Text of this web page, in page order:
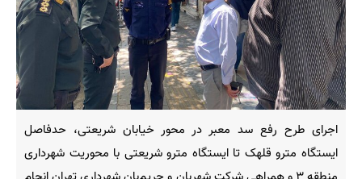
اجرای طرح رفع سد معبر در محور خیابان شریعتی، حدفاصل
ایستگاه مترو قلهک تا ایستگاه مترو شریعتی با محوریت شهرداری